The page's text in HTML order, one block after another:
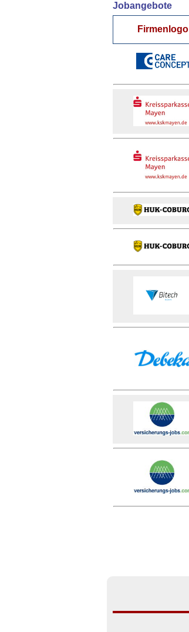
Jobangebote
Firmenlogo